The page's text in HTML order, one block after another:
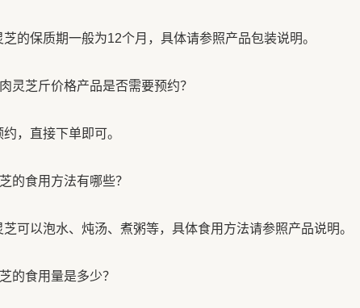
的保质期一般为12个月，具体请参照产品包装说明。
灵芝斤价格产品是否需要预约？
，直接下单即可。
的食用方法有哪些？
可以泡水、炖汤、煮粥等，具体食用方法请参照产品说明。
的食用量是多少？